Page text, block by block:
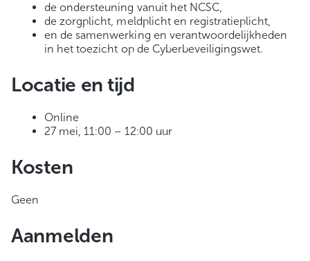
de ondersteuning vanuit het NCSC,
de zorgplicht, meldplicht en registratieplicht,
en de samenwerking en verantwoordelijkheden
in het toezicht op de Cyberbeveiligingswet.
Locatie en tijd
Online
27 mei, 11:00 – 12:00 uur
Kosten
Geen
Aanmelden